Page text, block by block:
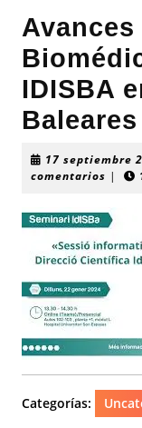
IDISBA
Baleares
17 septiembre
comentarios |
Categorías: